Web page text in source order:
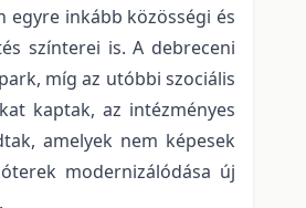
egyre inkább közösségi és
színterei is. A debreceni
míg az utóbbi szociális
kaptak, az intézményes
amelyek nem képesek
modernizálódása új